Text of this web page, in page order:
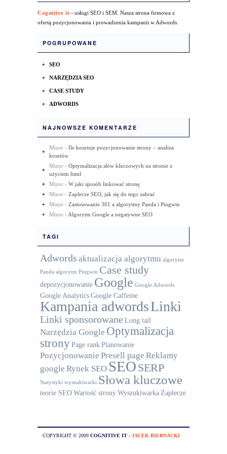
Cognitive it - usługi SEO i SEM. Nasza strona firmowa z
ofertą pozycjonowania i prowadzenia kampanii w Adwords.
POGRUPOWANE
SEO
NARZĘDZIA SEO
CASE STUDY
ADWORDS
NAJNOWSZE KOMENTARZE
Mizor - Ile kosztuje pozycjonowanie strony – analiza
kosztów
Mizor - Optymalizacja słów kluczowych na stronie z
użyciem html
Mizor - W jaki sposób linkować stronę
Mizor - Zaplecze SEO, jak się do tego zabrać
Mizor - Zastosowanie 301 a algorytmy Panda i Pingwin
Mizor - Algorytm Google a negatywne SEO
TAGI
Adwords aktualizacja algorytmu algorytm
Panda algorytm Pingwin Case study
depozycjonowanie Google Google Adwords
Google AnalyticsGoogle Caffeine
Kampania adwordsLinki
Linki sponsorowane Long tail
Narzędzia Google Optymalizacja
stronyPage rankPlanowanie
Pozycjonowanie Presell page Reklamy
google Rynek SEO SEO SERP
Statystyki wyszukiwarki Słowa kluczowe
teorie SEOWartość stronyWyszukiwarka Zaplecze
COPYRIGHT © 2009 COGNITIVE IT - JACEK BIERNACKI